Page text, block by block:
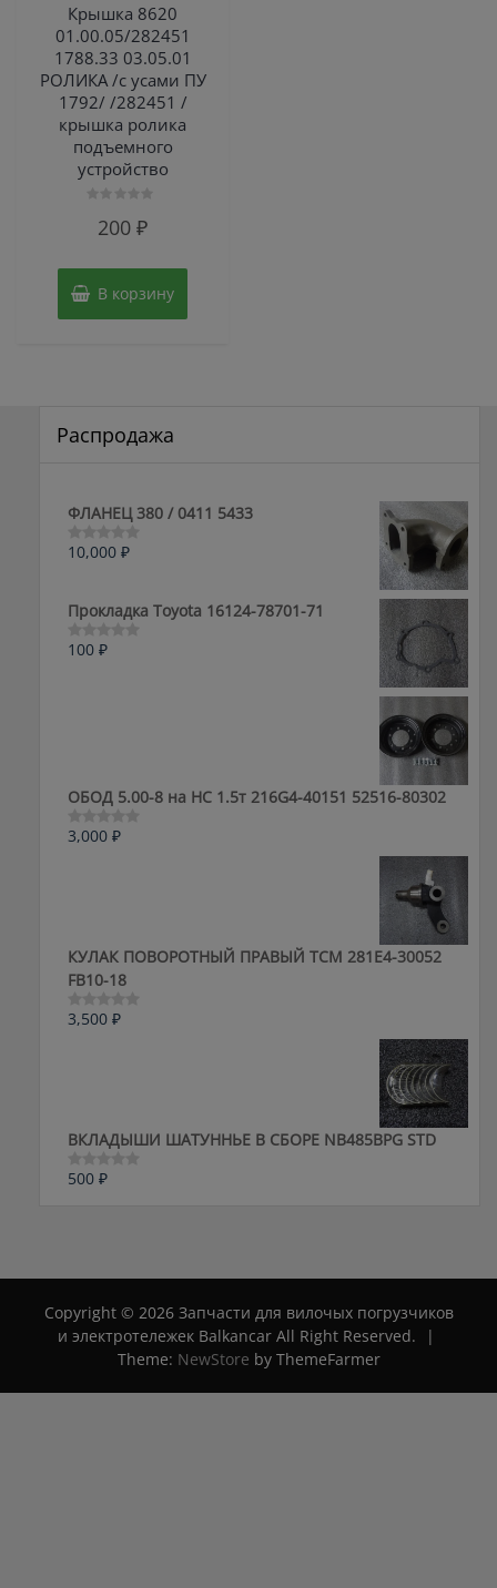
Крышка 8620
01.00.05/282451
1788.33 03.05.01
РОЛИКА /с усами ПУ
1792/ /282451 /
крышка ролика
подъемного
устройство
200₽
В корзину
Распродажа
ФЛАНЕЦ 380 / 0411 5433
Оценка
5
10,000 ₽
Прокладка Toyota 16124-78701-71
Оценка
100 ₽
ОБОД 5.00-8 на HC 1.5т 216G4-40151 52516-80302
Оценка
3,000 ₽
КУЛАК ПОВОРОТНЫЙ ПРАВЫЙ ТСМ 281E4-30052
FB10-18
Оценка
3,500 ₽
ВКЛАДЫШИ ШАТУННЬЕ В СБОРЕ NB485BPG STD
Оценка
500 ₽
Copyright © 2026 Запчасти для вилочых погрузчиков
и электротележек Balkancar All Right Reserved.
|
Theme: NewStore by ThemeFarmer